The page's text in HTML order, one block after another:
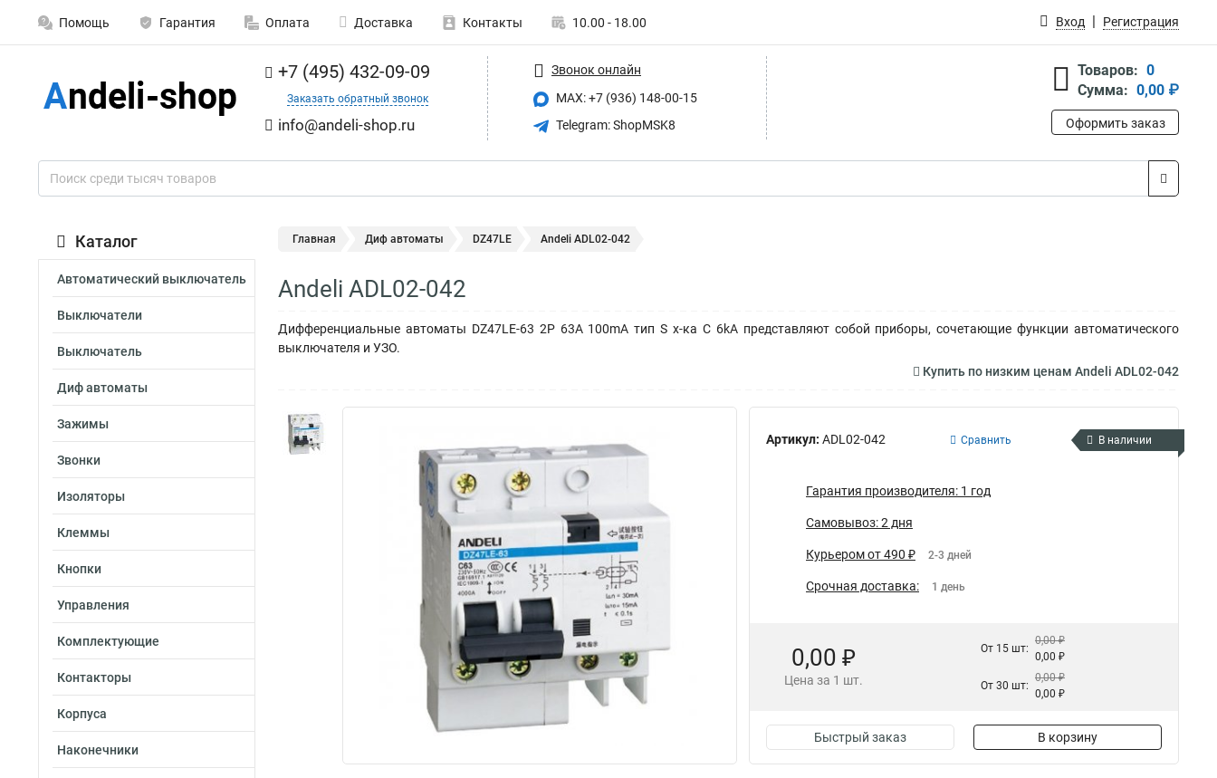
Помощь Гарантия Оплата Доставка Контакты 10.00 - 18.00 Вход Регистрация
+7 (495) 432-09-09
Заказать обратный звонок
info@andeli-shop.ru
Звонок онлайн
MAX: +7 (936) 148-00-15
Telegram: ShopMSK8
Товаров: 0
Сумма: 0,00 ₽
Оформить заказ
Каталог
Автоматический выключатель
Выключатели
Выключатель
Диф автоматы
Зажимы
Звонки
Изоляторы
Клеммы
Кнопки
Управления
Комплектующие
Контакторы
Корпуса
Наконечники
Главная Диф автоматы DZ47LE Andeli ADL02-042
Andeli ADL02-042
Дифференциальные автоматы DZ47LE-63 2P 63A 100mA тип S х-ка С 6kA представляют собой приборы, сочетающие функции автоматического
выключателя и УЗО.
Купить по низким ценам Andeli ADL02-042
Артикул: ADL02-042 Сравнить В наличии
Гарантия производителя: 1 год
Самовывоз: 2 дня
Курьером от 490 ₽ 2-3 дней
Срочная доставка: 1 день
0,00 ₽
Цена за 1 шт.
От 15 шт:
0,00 ₽
0,00 ₽
От 30 шт:
0,00 ₽
0,00 ₽
Быстрый заказ В корзину